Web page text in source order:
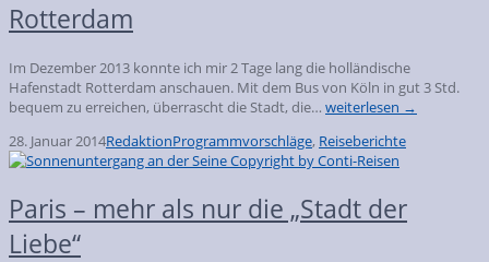
Rotterdam
Im Dezember 2013 konnte ich mir 2 Tage lang die holländische
Hafenstadt Rotterdam anschauen. Mit dem Bus von Köln in gut 3 Std.
bequem zu erreichen, überrascht die Stadt, die… weiterlesen →
28. Januar 2014RedaktionProgrammvorschläge, Reiseberichte
Paris – mehr als nur die „Stadt der
Liebe“